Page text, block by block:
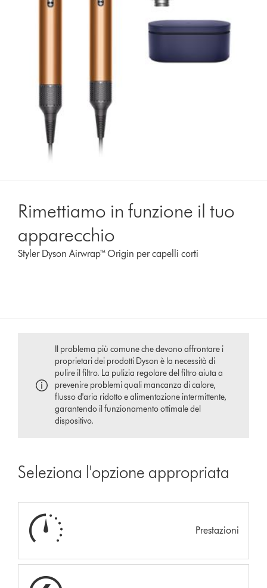
Rimettiamo in funzione il tuo
apparecchio
Styler Dyson Airwrap™ Origin per capelli corti
Il problema più comune che devono affrontare i
proprietari dei prodotti Dyson è la necessità di
pulire il filtro. La pulizia regolare del filtro aiuta a
prevenire problemi quali mancanza di calore,
flusso d'aria ridotto e alimentazione intermittente,
garantendo il funzionamento ottimale del
dispositivo.
Seleziona l'opzione appropriata
Prestazioni